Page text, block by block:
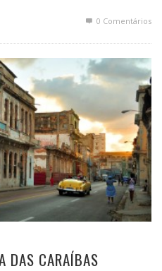
0 Comentários
DAS CARAÍBAS